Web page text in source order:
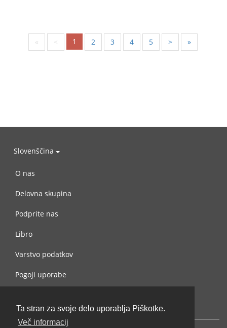
Ta stran za svoje delo uporablja Piškotke.
Več informacij
« < 1 2 3 4 5 > »
Slovenščina
O nas
Delovna skupina
Podprite nas
Libro
Varstvo podatkov
Pogoji uporabe